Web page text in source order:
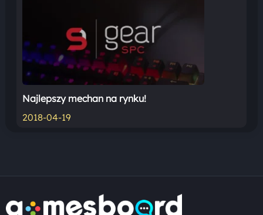
Najlepszy mechan na rynku!
2018-04-19